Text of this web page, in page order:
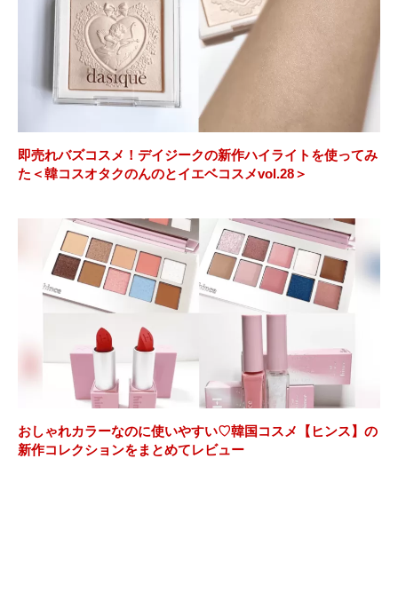
即売れバズコスメ！デイジークの新作ハイライトを使ってみ
た＜韓コスオタクのんのとイエベコスメvol.28＞
おしゃれカラーなのに使いやすい♡韓国コスメ【ヒンス】の
新作コレクションをまとめてレビュー